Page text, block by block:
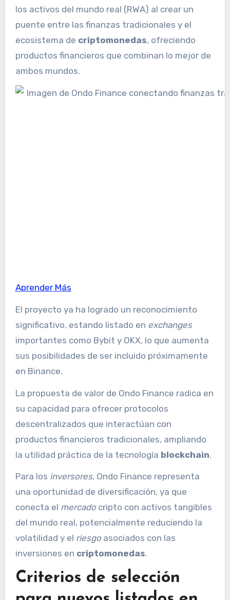
los activos del mundo real (RWA) al crear un
puente entre las finanzas tradicionales y el
ecosistema de criptomonedas, ofreciendo
productos financieros que combinan lo mejor de
ambos mundos.
Aprender Más
El proyecto ya ha logrado un reconocimiento
significativo, estando listado en exchanges
importantes como Bybit y OKX, lo que aumenta
sus posibilidades de ser incluido próximamente
en Binance.
La propuesta de valor de Ondo Finance radica en
su capacidad para ofrecer protocolos
descentralizados que interactúan con
productos financieros tradicionales, ampliando
la utilidad práctica de la tecnología blockchain.
Para los inversores, Ondo Finance representa
una oportunidad de diversificación, ya que
conecta el mercadocripto con activos tangibles
del mundo real, potencialmente reduciendo la
volatilidad y el riesgoasociados con las
inversiones en criptomonedas.
Criterios de selección